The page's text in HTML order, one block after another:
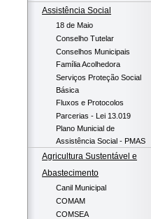
Assistência Social
18 de Maio
Conselho Tutelar
Conselhos Municipais
Família Acolhedora
Serviços Proteção Social
Básica
Fluxos e Protocolos
Parcerias - Lei 13.019
Plano Municial de
Assistência Social - PMAS
Agricultura Sustentável e
Abastecimento
Canil Municipal
COMAM
COMSEA